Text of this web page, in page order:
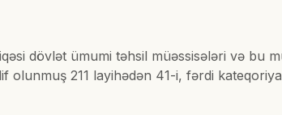
dövlət ümumi təhsil müəssisələri və bu
211 layihədən 41-i, fərdi